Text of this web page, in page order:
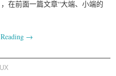
在前面一篇文章“大端、小端的
→